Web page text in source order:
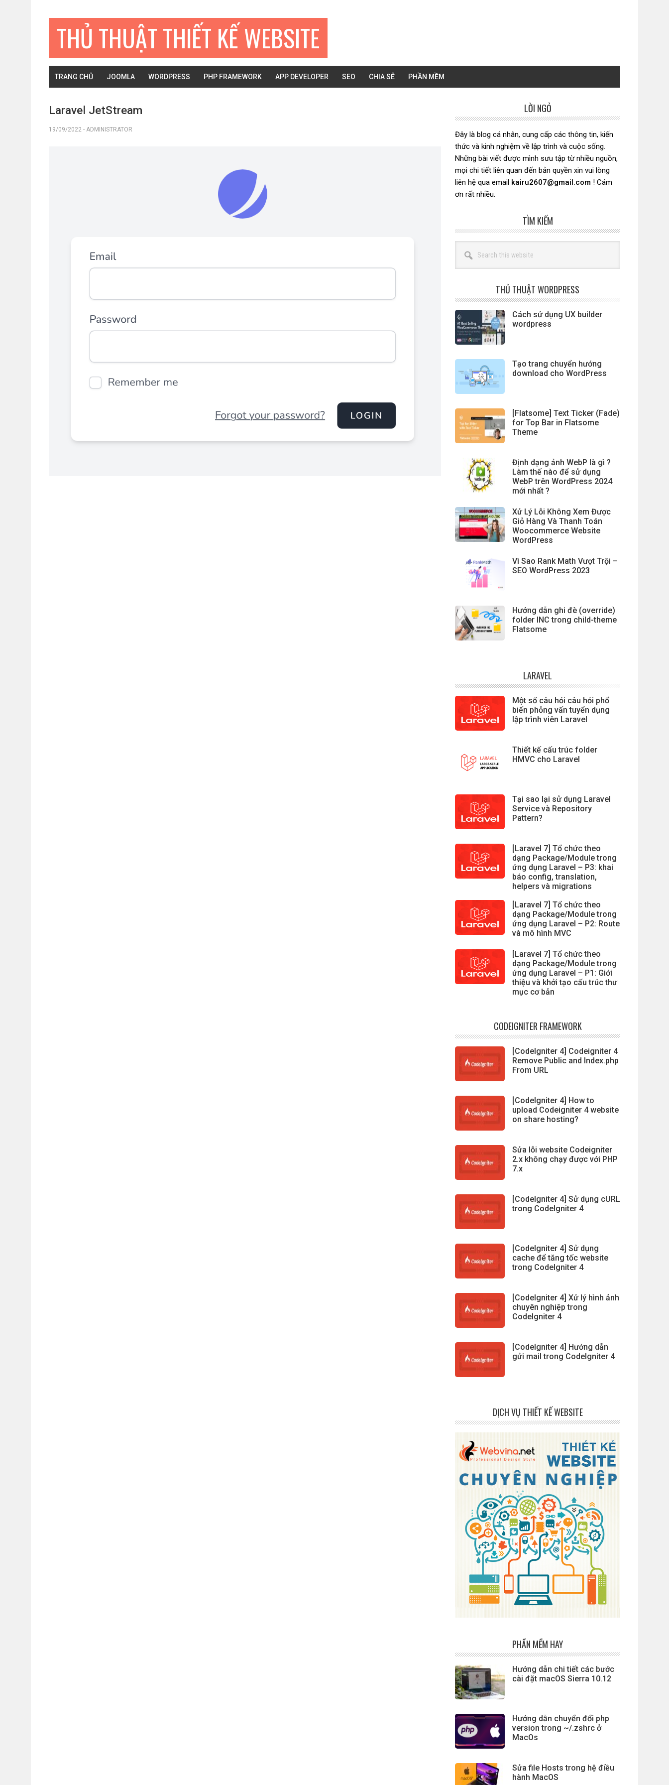
THỦ THUẬT THIẾT KẾ WEBSITE
TRANG CHỦ JOOMLA WORDPRESS PHP FRAMEWORK APP DEVELOPER SEO CHIA SẺ PHẦN MỀM
Laravel JetStream
19/09/2022 - ADMINISTRATOR
chính
LỜI NGỎ
Đây là blog cá nhân, cung cấp các thông tin, kiến
thức và kinh nghiệm về lập trình và cuộc sống.
Những bài viết được mình sưu tập từ nhiều nguồn,
mọi chi tiết liên quan đến bản quyền xin vui lòng
liên hệ qua email kairu2607@gmail.com ! Cám
ơn rất nhiều.
TÌM KIẾM
this
website
THỦ THUẬT WORDPRESS
Cách sử dụng UX builder
wordpress
Tạo trang chuyển hướng
download cho WordPress
[Flatsome] Text Ticker (Fade)
for Top Bar in Flatsome
Theme
Định dạng ảnh WebP là gì ?
Làm thế nào để sử dụng
WebP trên WordPress 2024
mới nhất ?
Xử Lý Lỗi Không Xem Được
Giỏ Hàng Và Thanh Toán
Woocommerce Website
WordPress
Vì Sao Rank Math Vượt Trội –
SEO WordPress 2023
Hướng dẫn ghi đè (override)
folder INC trong child-theme
Flatsome
LARAVEL
Một số câu hỏi câu hỏi phổ
biến phỏng vấn tuyển dụng
lập trình viên Laravel
Thiết kế cấu trúc folder
HMVC cho Laravel
Tại sao lại sử dụng Laravel
Service và Repository
Pattern?
[Laravel 7] Tổ chức theo
dạng Package/Module trong
ứng dụng Laravel – P3: khai
báo config, translation,
helpers và migrations
[Laravel 7] Tổ chức theo
dạng Package/Module trong
ứng dụng Laravel – P2: Route
và mô hình MVC
[Laravel 7] Tổ chức theo
dạng Package/Module trong
ứng dụng Laravel – P1: Giới
thiệu và khởi tạo cấu trúc thư
mục cơ bản
CODEIGNITER FRAMEWORK
[CodeIgniter 4] Codeigniter 4
Remove Public and Index.php
From URL
[CodeIgniter 4] How to
upload Codeigniter 4 website
on share hosting?
Sửa lỗi website Codeigniter
2.x không chạy được với PHP
7.x
[CodeIgniter 4] Sử dụng cURL
trong CodeIgniter 4
[CodeIgniter 4] Sử dụng
cache để tăng tốc website
trong CodeIgniter 4
[CodeIgniter 4] Xử lý hình ảnh
chuyên nghiệp trong
CodeIgniter 4
[CodeIgniter 4] Hướng dẫn
gửi mail trong CodeIgniter 4
DỊCH VỤ THIẾT KẾ WEBSITE
PHẦN MỀM HAY
Hướng dẫn chi tiết các bước
cài đặt macOS Sierra 10.12
Hướng dẫn chuyển đổi php
version trong ~/.zshrc ở
MacOs
Sửa file Hosts trong hệ điều
hành MacOS